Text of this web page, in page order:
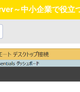
～中小企業で役立